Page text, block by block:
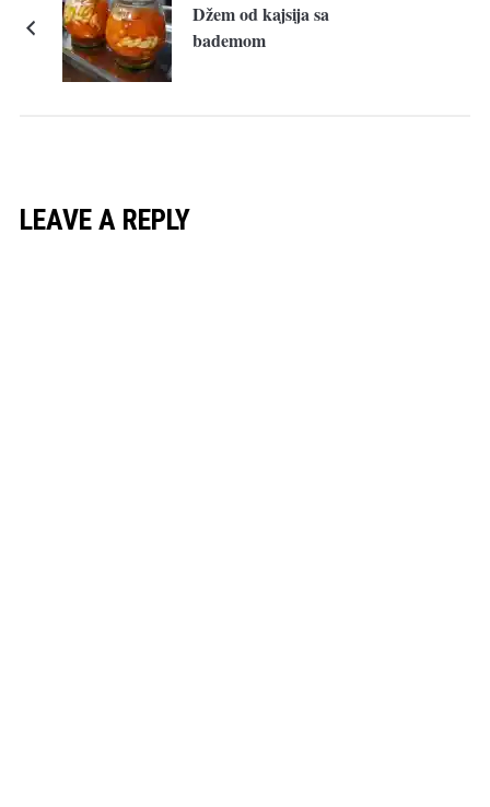
Džem od kajsija sa
bademom
LEAVE A REPLY